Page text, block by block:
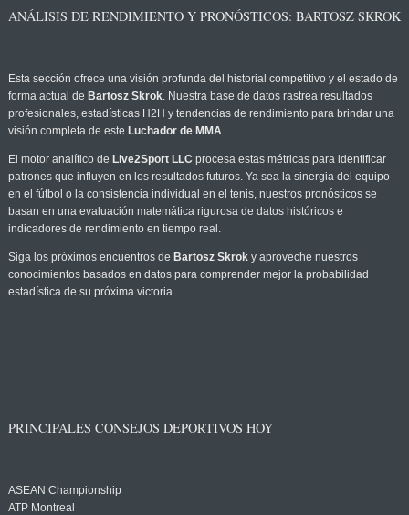
ANÁLISIS DE RENDIMIENTO Y PRONÓSTICOS: BARTOSZ SKROK
Esta sección ofrece una visión profunda del historial competitivo y el estado de
forma actual de Bartosz Skrok. Nuestra base de datos rastrea resultados
profesionales, estadísticas H2H y tendencias de rendimiento para brindar una
visión completa de este Luchador de MMA.
El motor analítico de Live2Sport LLC procesa estas métricas para identificar
patrones que influyen en los resultados futuros. Ya sea la sinergia del equipo
en el fútbol o la consistencia individual en el tenis, nuestros pronósticos se
basan en una evaluación matemática rigurosa de datos históricos e
indicadores de rendimiento en tiempo real.
Siga los próximos encuentros de Bartosz Skroky aproveche nuestros
conocimientos basados en datos para comprender mejor la probabilidad
estadística de su próxima victoria.
PRINCIPALES CONSEJOS DEPORTIVOS HOY
ASEAN Championship
ATP Montreal